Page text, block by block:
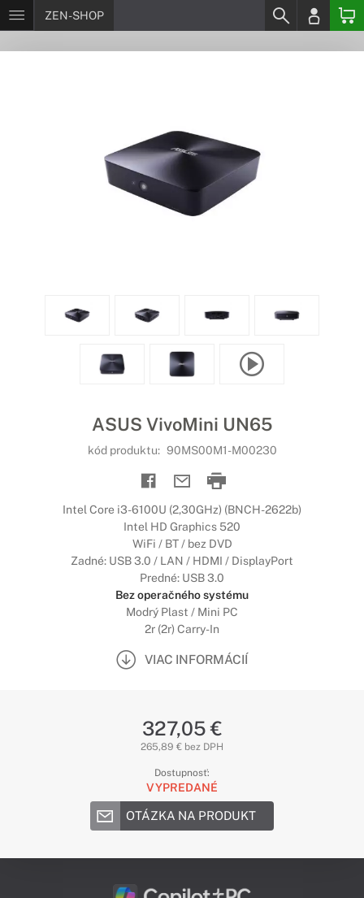
ZEN-SHOP
ASUS VivoMini UN65
kód produktu: 90MS00M1-M00230
Intel Core i3-6100U (2,30GHz) (BNCH-2622b)
Intel HD Graphics 520
WiFi / BT / bez DVD
Zadné: USB 3.0 / LAN / HDMI / DisplayPort
Predné: USB 3.0
Bez operačného systému
Modrý Plast / Mini PC
2r (2r) Carry-In
VIAC INFORMÁCIÍ
327,05 €
265,89 € bez DPH
Dostupnosť:
VYPREDANÉ
OTÁZKA NA PRODUKT